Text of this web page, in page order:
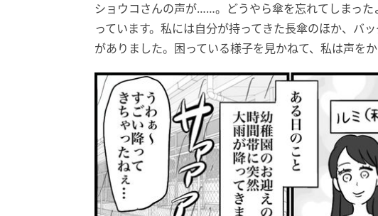
ショウコさんの声が……。どうやら傘を忘れてしまっ
っています。私には自分が持ってきた長傘のほか、バ
がありました。困っている様子を見かねて、私は声をか